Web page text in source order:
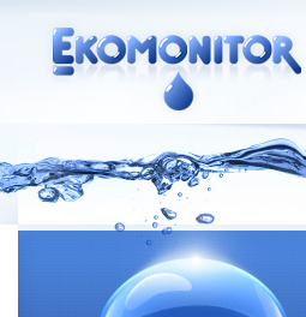
Vodní zdroje Ekomonitor spol. s r.o.